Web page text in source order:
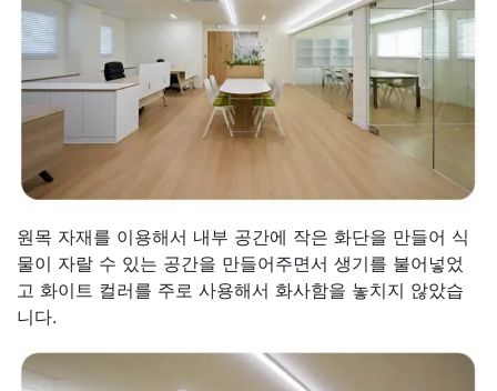
원목 자재를 이용해서 내부 공간에 작은 화단을 만들어 식
물이 자랄 수 있는 공간을 만들어주면서 생기를 불어넣었
고 화이트 컬러를 주로 사용해서 화사함을 놓치지 않았습
니다.